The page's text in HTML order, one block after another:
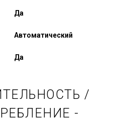
Да
Автоматический
Да
/
-